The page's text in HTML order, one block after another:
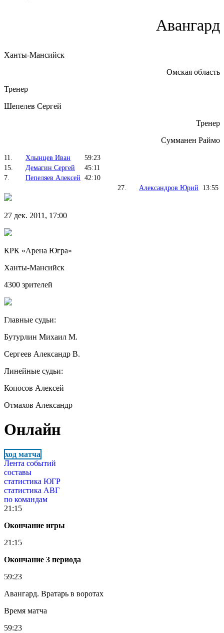
Авангард
Ханты-Мансийск
Омская область
Тренер
Шепелев Сергей
Тренер
Сумманен Раймо
11. Хлынцев Иван
59:23
15.
Демагин Сергей
45:11
7.
Пепеляев Алексей 42:10
27.
Александров Юрий 13:55
27 дек. 2011, 17:00
КРК «Арена Югра»
Ханты-Мансийск
4300 зрителей
Главные судьи:
Бутурлин Михаил М.
Сергеев Александр В.
Линейные судьи:
Копосов Алексей
Отмахов Александр
Онлайн
ход матча
Лента событий
составы
статистика ЮГР
статистика АВГ
по командам
21:15
Окончание игры
21:15
Окончание 3 периода
59:23
Авангард. Вратарь в воротах
Время матча
59:23